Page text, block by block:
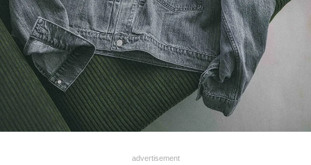
advertisement